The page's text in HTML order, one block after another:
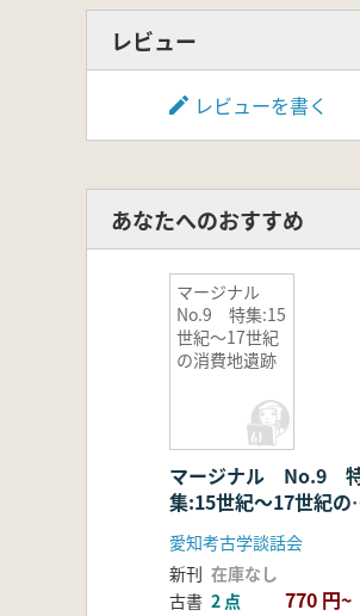
山中 鹿次 関西
遺跡の現場から
『纒向学』の
高松城跡天守
三田尻御茶屋
常徳寺庭園の
名勝旧池田氏
学界・行政情報
文化遺産国際
「ランドスケ
50周年を迎え
平成23年度の
研究余禄
桑名の諸戸徳
世界遺産「フ
奄美・赤木名
レビュー
レビューを書く
あなたへのおすすめ
マージナル
No.9 特集:15
世紀〜17世紀
の消費地遺跡
マージナル No.9
集:15世紀〜17世紀の
費地遺跡
愛知考古学談話会
新刊 在庫なし
古書 2 点 770 円~